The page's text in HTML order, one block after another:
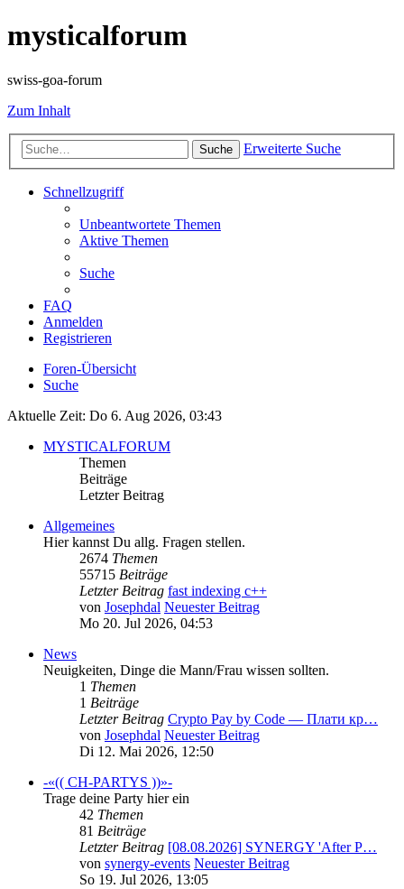
mysticalforum
swiss-goa-forum
Zum Inhalt
Suche Erweiterte Suche
Schnellzugriff
Unbeantwortete Themen
Aktive Themen
Suche
FAQ
Anmelden
Registrieren
Foren-Übersicht
Suche
Aktuelle Zeit: Do 6. Aug 2026, 03:43
MYSTICALFORUM
Themen
Beiträge
Letzter Beitrag
Allgemeines
Hier kannst Du allg. Fragen stellen.
2674 Themen
55715 Beiträge
Letzter Beitrag fast indexing c++
von Josephdal Neuester Beitrag
Mo 20. Jul 2026, 04:53
News
Neuigkeiten, Dinge die Mann/Frau wissen sollten.
1 Themen
1 Beiträge
Letzter Beitrag Crypto Pay by Code — Плати кр…
von Josephdal Neuester Beitrag
Di 12. Mai 2026, 12:50
-«(( CH-PARTYS ))»-
Trage deine Party hier ein
42 Themen
81 Beiträge
Letzter Beitrag [08.08.2026] SYNERGY 'After P…
von synergy-events Neuester Beitrag
So 19. Jul 2026, 13:05